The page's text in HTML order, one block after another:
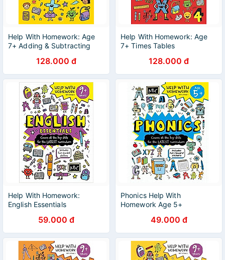
Help With Homework: Age
7+ Adding & Subtracting
128.000 đ
Help With Homework: Age
7+ Times Tables
128.000 đ
Help With Homework:
English Essentials
59.000 đ
Phonics Help With
Homework Age 5+
49.000 đ